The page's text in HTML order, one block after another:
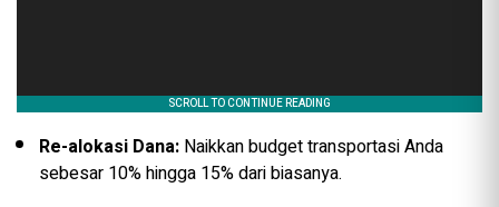
Re-alokasi Dana: Naikkan budget transportasi Anda
sebesar 10% hingga 15% dari biasanya.